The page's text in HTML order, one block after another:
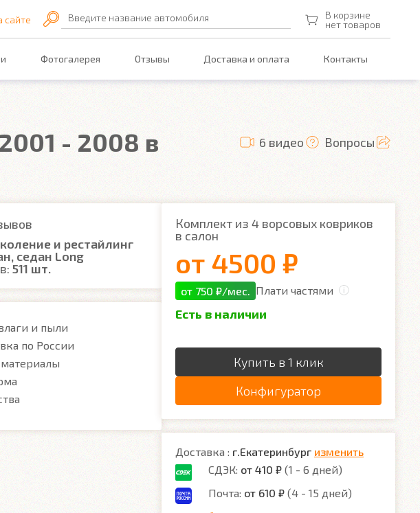
сайте Введите название автомобиля
В корзине
нет товаров
Фотогалерея Отзывы Доставка и оплата Контакты
- 2008 в
6 видео Вопросы
и рестайлинг
седан Long
511 шт.
и пыли
по России
Комплект из 4 ворсовых ковриков
в салон
от 4500 ₽
от 750 ₽/мес. Плати частями
Есть в наличии
Купить в 1 клик
Конфигуратор
Доставка : г.Екатеринбург изменить
СДЭК: от 410 ₽ (1 - 6 дней)
Почта: от 610 ₽ (4 - 15 дней)